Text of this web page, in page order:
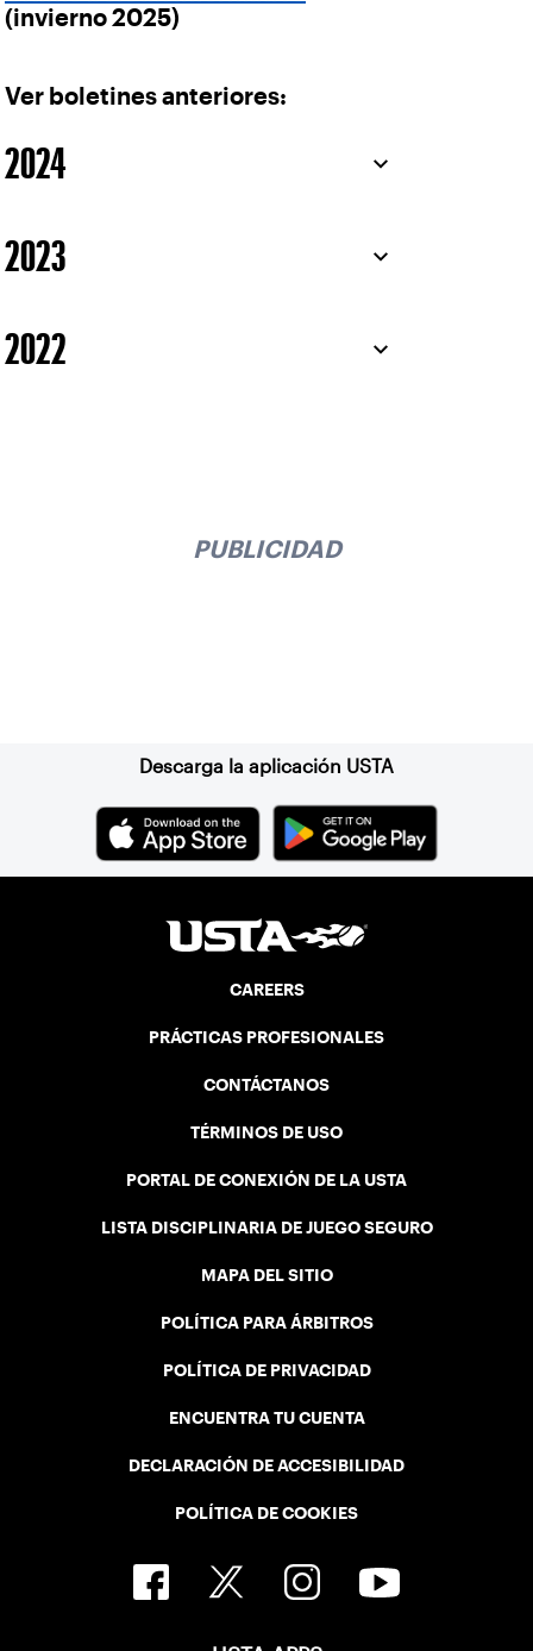
(invierno 2025)
Ver boletines anteriores:
2024
2023
2022
PUBLICIDAD
Descarga la aplicación USTA
CAREERS
PRÁCTICAS PROFESIONALES
CONTÁCTANOS
TÉRMINOS DE USO
PORTAL DE CONEXIÓN DE LA USTA
LISTA DISCIPLINARIA DE JUEGO SEGURO
MAPA DEL SITIO
POLÍTICA PARA ÁRBITROS
POLÍTICA DE PRIVACIDAD
ENCUENTRA TU CUENTA
DECLARACIÓN DE ACCESIBILIDAD
POLÍTICA DE COOKIES